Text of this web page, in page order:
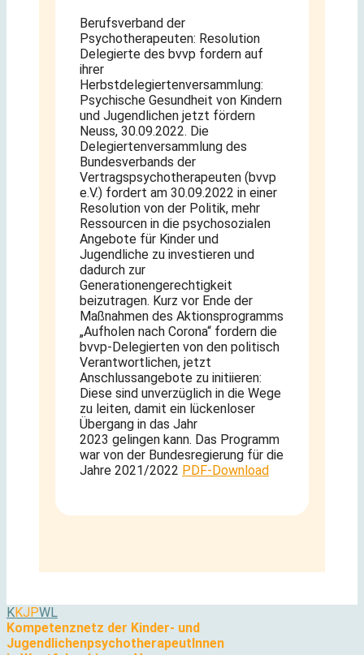
Berufsverband der
Psychotherapeuten: Resolution
Delegierte des bvvp fordern auf
ihrer
Herbstdelegiertenversammlung:
Psychische Gesundheit von Kindern
und Jugendlichen jetzt fördern
Neuss, 30.09.2022. Die
Delegiertenversammlung des
Bundesverbands der
Vertragspsychotherapeuten (bvvp
e.V.) fordert am 30.09.2022 in einer
Resolution von der Politik, mehr
Ressourcen in die psychosozialen
Angebote für Kinder und
Jugendliche zu investieren und
dadurch zur
Generationengerechtigkeit
beizutragen. Kurz vor Ende der
Maßnahmen des Aktionsprogramms
„Aufholen nach Corona“ fordern die
bvvp-Delegierten von den politisch
Verantwortlichen, jetzt
Anschlussangebote zu initiieren:
Diese sind unverzüglich in die Wege
zu leiten, damit ein lückenloser
Übergang in das Jahr
2023 gelingen kann. Das Programm
war von der Bundesregierung für die
Jahre 2021/2022 PDF-Download
KKJPWL
Kompetenznetz der Kinder- und
JugendlichenpsychotherapeutInnen